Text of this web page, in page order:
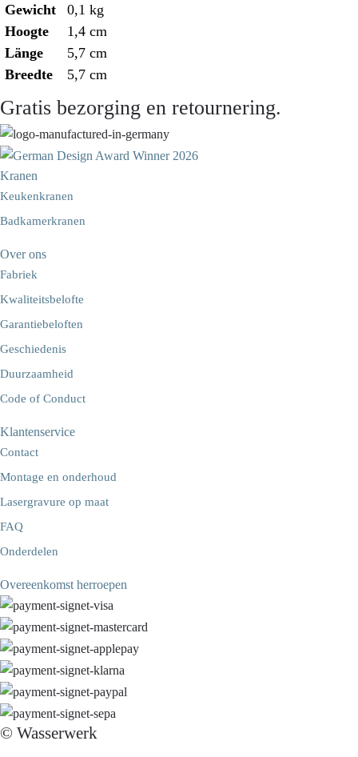
Gewicht
0,1 kg
Hoogte
1,4 cm
Länge
5,7 cm
Breedte
5,7 cm
Gratis bezorging en retournering.
Kranen
Keukenkranen
Badkamerkranen
Over ons
Fabriek
Kwaliteitsbelofte
Garantiebeloften
Geschiedenis
Duurzaamheid
Code of Conduct
Klantenservice
Contact
Montage en onderhoud
Lasergravure op maat
FAQ
Onderdelen
Overeenkomst herroepen
© Wasserwerk